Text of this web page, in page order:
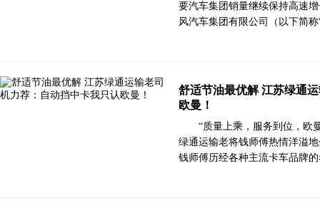
要汽车集团销量继续保持高速
风汽车集团有限公司（以下简
舒适节油最优解 江苏绿通
欧曼！
“质量上乘，服务到位，欧
绿通运输老将钱师傅热情洋溢
钱师傅历经各种主流卡车品牌